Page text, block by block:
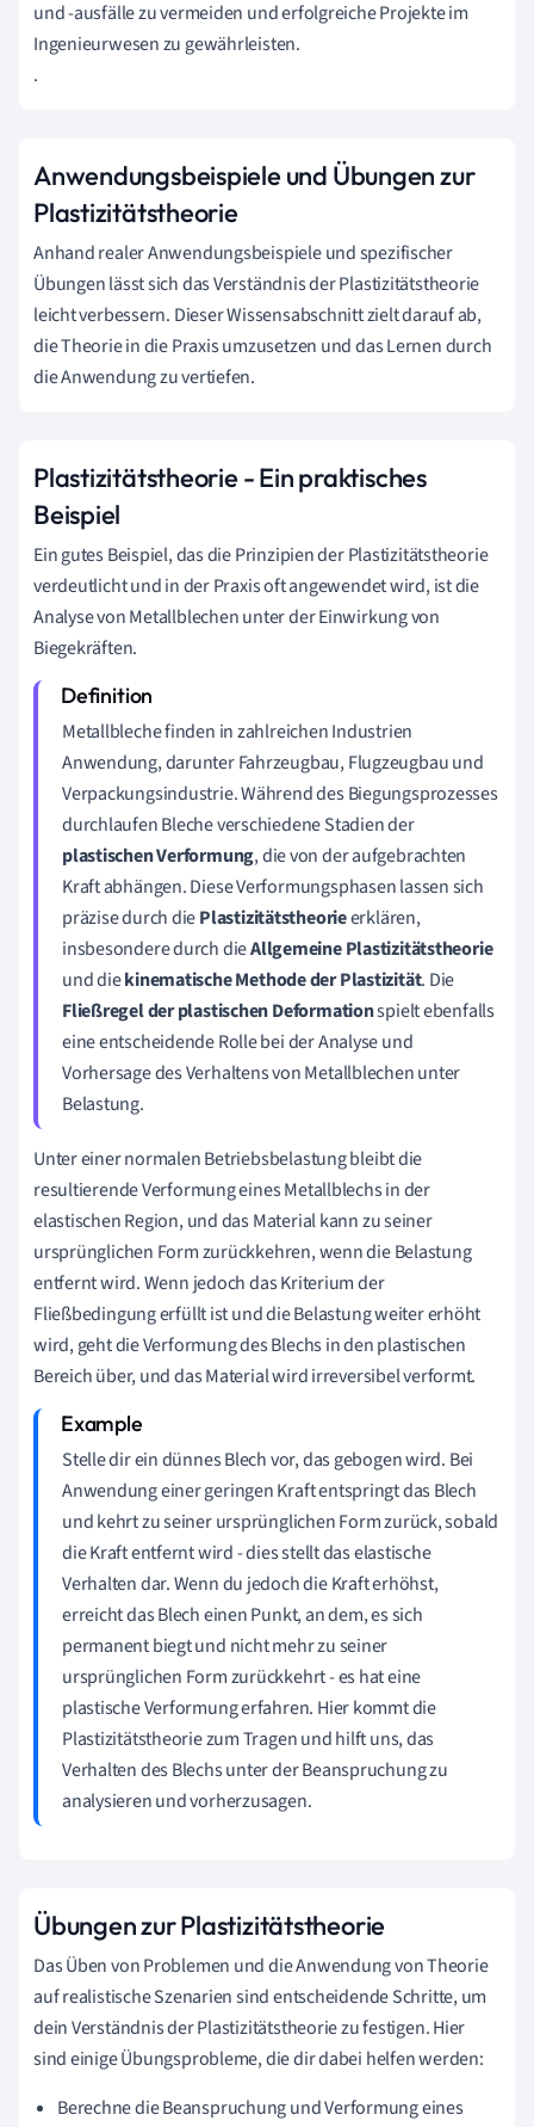
und -ausfälle zu vermeiden und erfolgreiche Projekte im
Ingenieurwesen zu gewährleisten.
.
Anwendungsbeispiele und Übungen zur
Plastizitätstheorie
Anhand realer Anwendungsbeispiele und spezifischer
Übungen lässt sich das Verständnis der Plastizitätstheorie
leicht verbessern. Dieser Wissensabschnitt zielt darauf ab,
die Theorie in die Praxis umzusetzen und das Lernen durch
die Anwendung zu vertiefen.
Plastizitätstheorie - Ein praktisches
Beispiel
Ein gutes Beispiel, das die Prinzipien der Plastizitätstheorie
verdeutlicht und in der Praxis oft angewendet wird, ist die
Analyse von Metallblechen unter der Einwirkung von
Biegekräften.
Metallbleche finden in zahlreichen Industrien
Anwendung, darunter Fahrzeugbau, Flugzeugbau und
Verpackungsindustrie. Während des Biegungsprozesses
durchlaufen Bleche verschiedene Stadien der
plastischen Verformung, die von der aufgebrachten
Kraft abhängen. Diese Verformungsphasen lassen sich
präzise durch diePlastizitätstheorieerklären,
insbesondere durch dieAllgemeine Plastizitätstheorie
und diekinematische Methode der Plastizität. Die
Fließregel der plastischen Deformationspielt ebenfalls
eine entscheidende Rolle bei der Analyse und
Vorhersage des Verhaltens von Metallblechen unter
Belastung.
Unter einer normalen Betriebsbelastung bleibt die
resultierende Verformung eines Metallblechs in der
elastischen Region, und das Material kann zu seiner
ursprünglichen Form zurückkehren, wenn die Belastung
entfernt wird. Wenn jedoch das Kriterium der
Fließbedingung erfüllt ist und die Belastung weiter erhöht
wird, geht die Verformung des Blechs in den plastischen
Bereich über, und das Material wird irreversibel verformt.
Stelle dir ein dünnes Blech vor, das gebogen wird. Bei
Anwendung einer geringen Kraft entspringt das Blech
und kehrt zu seiner ursprünglichen Form zurück, sobald
die Kraft entfernt wird - dies stellt das elastische
Verhalten dar. Wenn du jedoch die Kraft erhöhst,
erreicht das Blech einen Punkt, an dem, es sich
permanent biegt und nicht mehr zu seiner
ursprünglichen Form zurückkehrt - es hat eine
plastische Verformung erfahren. Hier kommt die
Plastizitätstheorie zum Tragen und hilft uns, das
Verhalten des Blechs unter der Beanspruchung zu
analysieren und vorherzusagen.
Übungen zur Plastizitätstheorie
Das Üben von Problemen und die Anwendung von Theorie
auf realistische Szenarien sind entscheidende Schritte, um
dein Verständnis der Plastizitätstheorie zu festigen. Hier
sind einige Übungsprobleme, die dir dabei helfen werden:
Berechne die Beanspruchung und Verformung eines